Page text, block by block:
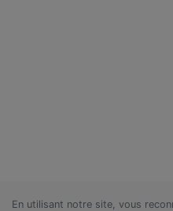
En utilisant notre site, vous